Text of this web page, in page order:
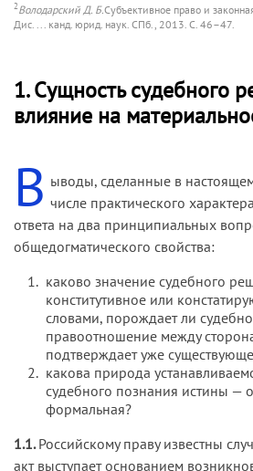
2Володарский Д. Б.Субъективное право и
Дис. ... канд. юрид. наук. СПб., 2013. С. 46–47.
1. Сущность судебного
влияние на
В ыводы, сделанные в
числе практического
ответа на два принципиальных
общедогматического свойства:
каково значение судебного
конститутивное или
словами, порождает ли
правоотношение между
подтверждает уже
какова природа
судебного познания истины —
формальная?
1.1.Российскому праву известны
акт выступает основанием